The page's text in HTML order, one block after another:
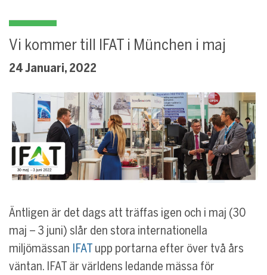
Vi kommer till IFAT i München i maj
24 Januari, 2022
Äntligen är det dags att träffas igen och i maj (30
maj – 3 juni) slår den stora internationella
miljömässan IFAT upp portarna efter över två års
väntan. IFAT är världens ledande mässa för